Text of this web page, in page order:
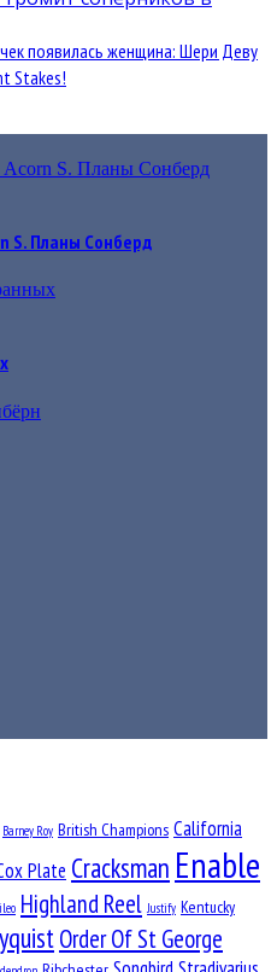
появилась женщина: Шери Деву
Stakes!
S. Планы Сонберд
Barney Roy British Champions California
Plate Cracksman Enable
Highland Reel Justify Kentucky
Order Of St George